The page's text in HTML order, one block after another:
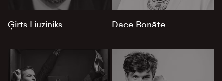
Ģirts Liuziniks Dace Bonāte